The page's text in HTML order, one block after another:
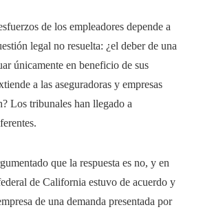
de los empleadores depende a
legal no resuelta: ¿el deber de una
únicamente en beneficio de sus
a las aseguradoras y empresas
Los tribunales han llegado a
que la respuesta es no, y en
de California estuvo de acuerdo y
de una demanda presentada por